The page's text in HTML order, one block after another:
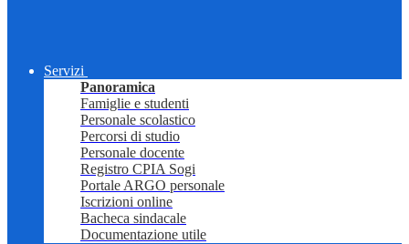
Servizi
Panoramica
Famiglie e studenti
Personale scolastico
Percorsi di studio
Personale docente
Registro CPIA Sogi
Portale ARGO personale
Iscrizioni online
Bacheca sindacale
Documentazione utile